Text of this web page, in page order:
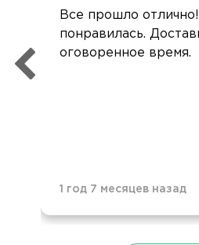
Все прошло
понравилась.
оговоренное время.
1 год 7 месяцев назад